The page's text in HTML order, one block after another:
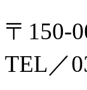
〒150-
TEL／